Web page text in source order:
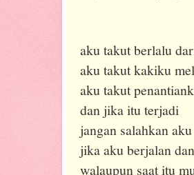
aku takut berlalu
aku takut kakiku
aku takut
dan jika itu terjadi
jangan salahkan aku
jika aku berjalan
walaupun saat itu